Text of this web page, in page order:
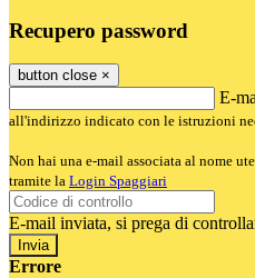
Recupero password
button close ×
E-
all'indirizzo indicato con le istruzioni
Non hai una e-mail associata al nome
tramite la Login Spaggiari
E-mail inviata, si prega di
Errore